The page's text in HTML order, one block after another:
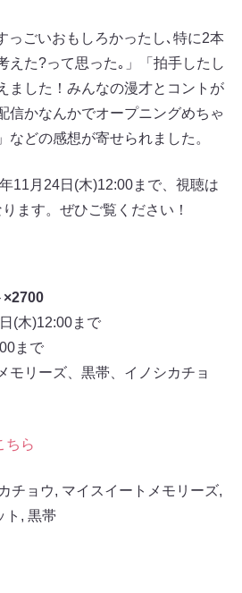
っごいおもしろかったし､特に2本
えた?って思った｡」「拍手したし
ました！みんなの漫才とコントが
信かなんかでオープニングめちゃ
などの感想が寄せられました。
11月24日(木)12:00まで、視聴は
ます。ぜひご覧ください！
×2700
(木)12:00まで
まで
モリーズ、黒帯、イノシカチョ
ちら
チョウ, マイスイートメモリーズ,
ト , 黒帯